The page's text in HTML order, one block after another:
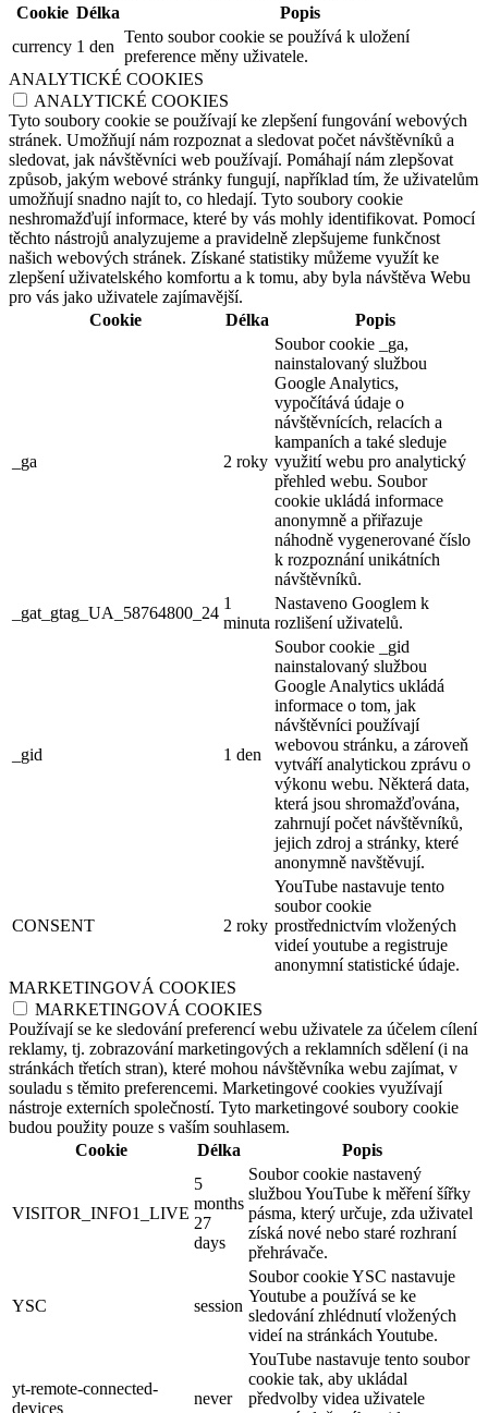
Cookie Délka
Popis
currency 1 den
Tento soubor cookie se používá k uložení
preference měny uživatele.
ANALYTICKÉ COOKIES
ANALYTICKÉ COOKIES
Tyto soubory cookie se používají ke zlepšení fungování webových
stránek. Umožňují nám rozpoznat a sledovat počet návštěvníků a
sledovat, jak návštěvníci web používají. Pomáhají nám zlepšovat
způsob, jakým webové stránky fungují, například tím, že uživatelům
umožňují snadno najít to, co hledají. Tyto soubory cookie
neshromažďují informace, které by vás mohly identifikovat. Pomocí
těchto nástrojů analyzujeme a pravidelně zlepšujeme funkčnost
našich webových stránek. Získané statistiky můžeme využít ke
zlepšení uživatelského komfortu a k tomu, aby byla návštěva Webu
pro vás jako uživatele zajímavější.
Cookie
Délka Popis
_ga 2 roky
Soubor cookie _ga,
nainstalovaný službou
Google Analytics,
vypočítává údaje o
návštěvnících, relacích a
kampaních a také sleduje
využití webu pro analytický
přehled webu. Soubor
cookie ukládá informace
anonymně a přiřazuje
náhodně vygenerované číslo
k rozpoznání unikátních
návštěvníků.
_gat_gtag_UA_58764800_24
1
minuta
Nastaveno Googlem k
rozlišení uživatelů.
_gid 1 den
Soubor cookie _gid
nainstalovaný službou
Google Analytics ukládá
informace o tom, jak
návštěvníci používají
webovou stránku, a zároveň
vytváří analytickou zprávu o
výkonu webu. Některá data,
která jsou shromažďována,
zahrnují počet návštěvníků,
jejich zdroj a stránky, které
anonymně navštěvují.
CONSENT 2 roky
YouTube nastavuje tento
soubor cookie
prostřednictvím vložených
videí youtube a registruje
anonymní statistické údaje.
MARKETINGOVÁ COOKIES
MARKETINGOVÁ COOKIES
Používají se ke sledování preferencí webu uživatele za účelem cílení
reklamy, tj. zobrazování marketingových a reklamních sdělení (i na
stránkách třetích stran), které mohou návštěvníka webu zajímat, v
souladu s těmito preferencemi. Marketingové cookies využívají
nástroje externích společností. Tyto marketingové soubory cookie
budou použity pouze s vaším souhlasem.
Cookie
Délka Popis
VISITOR_INFO1_LIVE
5
months
27
days
Soubor cookie nastavený
službou YouTube k měření šířky
pásma, který určuje, zda uživatel
získá nové nebo staré rozhraní
přehrávače.
YSC session
Soubor cookie YSC nastavuje
Youtube a používá se ke
sledování zhlédnutí vložených
videí na stránkách Youtube.
yt-remote-connected-
devices
never
YouTube nastavuje tento soubor
cookie tak, aby ukládal
předvolby videa uživatele